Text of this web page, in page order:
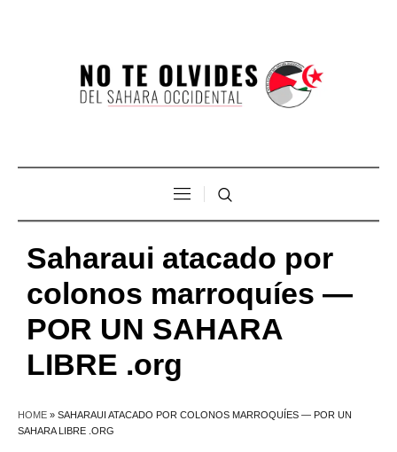
Saharaui atacado por
colonos marroquíes —
POR UN SAHARA
LIBRE .org
HOME » SAHARAUI ATACADO POR COLONOS MARROQUÍES — POR UN
SAHARA LIBRE .ORG